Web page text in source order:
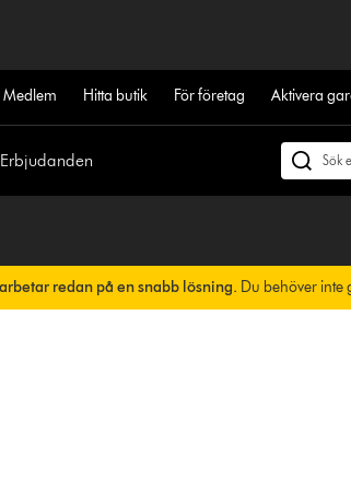
Medlem Hitta butik För företag Aktivera
Erbjudanden
Sök
redan på en snabb lösning. Du behöver